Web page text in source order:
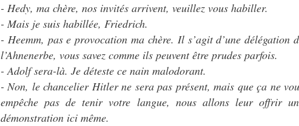
- Hedy, ma chère, nos invités arrivent, veuillez vous habiller.
- Mais je suis habillée, Friedrich.
- Heemm, pas e provocation ma chère. Il s’agit d’une délégation
l’Ahnenerbe, vous savez comme ils peuvent être prudes parfois.
- Adolf sera-là. Je déteste ce nain malodorant.
- Non, le chancelier Hitler ne sera pas présent, mais que ça ne
empêche pas de tenir votre langue, nous allons leur offrir
démonstration ici même.